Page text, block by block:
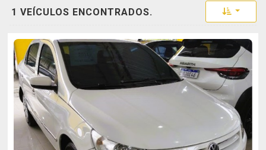
1 VEÍCULOS ENCONTRADOS. Toggle